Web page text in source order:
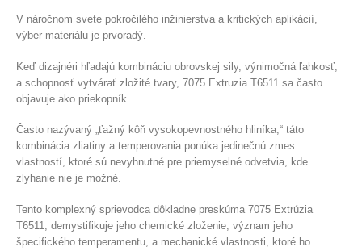
V náročnom svete pokročilého inžinierstva a kritických aplikácií,
výber materiálu je prvoradý.
Keď dizajnéri hľadajú kombináciu obrovskej sily, výnimočná ľahkosť,
a schopnosť vytvárať zložité tvary, 7075 Extruzia T6511 sa často
objavuje ako priekopník.
Často nazývaný „ťažný kôň vysokopevnostného hliníka,“ táto
kombinácia zliatiny a temperovania ponúka jedinečnú zmes
vlastností, ktoré sú nevyhnutné pre priemyselné odvetvia, kde
zlyhanie nie je možné.
Tento komplexný sprievodca dôkladne preskúma 7075 Extrúzia
T6511, demystifikuje jeho chemické zloženie, význam jeho
špecifického temperamentu, a mechanické vlastnosti, ktoré ho